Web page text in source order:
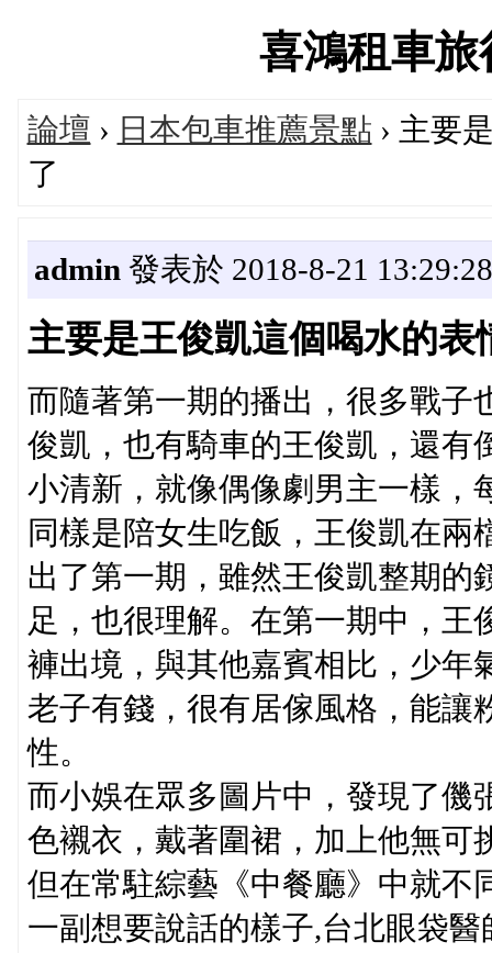
喜鴻租車
論壇 › 日本包車推薦景點 › 主要
了
admin 發表於 2018-8-21 13:29:28
主要是王俊凱這個喝水的表
而隨著第一期的播出，很多戰子
俊凱，也有騎車的王俊凱，還有
小清新，就像偶像劇男主一樣，
同樣是陪女生吃飯，王俊凱在
出了第一期，雖然王俊凱整期的
足，也很理解。在第一期中，
褲出境，與其他嘉賓相比，少年
老子有錢，很有居傢風格，能讓
性。
而小娛在眾多圖片中，發現了僟
色襯衣，戴著圍裙，加上他無可
但在常駐綜藝《中餐廳》中就不
一副想要說話的樣子,台北眼袋